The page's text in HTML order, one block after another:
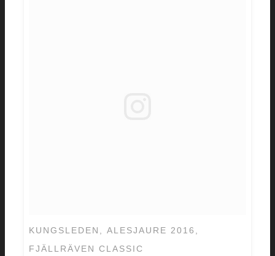
KUNGSLEDEN, ALESJAURE 2016,
FJÄLLRÄVEN CLASSIC